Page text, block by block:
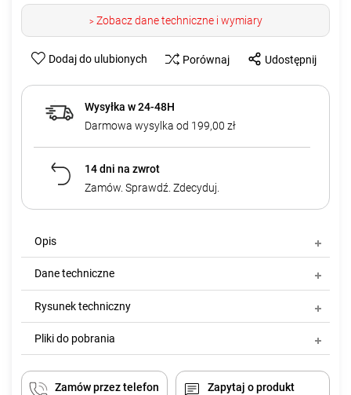
>Zobacz dane techniczne i wymiary
Dodaj do ulubionych Porównaj Udostępnij
Wysyłka w 24-48H
Darmowa wysylka od 199,00 zł
14 dni na zwrot
Zamów. Sprawdź. Zdecyduj.
Opis
Dane techniczne
Rysunek techniczny
Pliki do pobrania
Zamów przez telefon
Zapytaj o produkt